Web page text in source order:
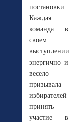
постановки.
Каждая
команда в
своем
выступлении
энергично и
весело
призывала
избирателей
принять
участие в